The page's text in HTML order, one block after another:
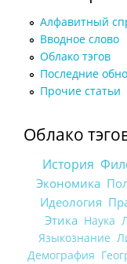
Алфавитный
Вводное слово
Облако тэгов
Последние
Прочие статьи
Облако
История
Экономика
Идеология
Этика Наука
Языкознание
Демография